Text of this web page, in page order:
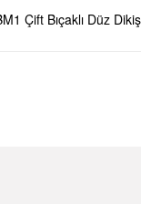
Çift Bıçaklı Düz